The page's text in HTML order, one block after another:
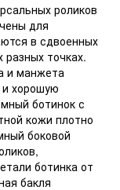
роликов
для
в сдвоенных
разных точках.
и манжета
хорошую
ботинок с
кожи плотно
боковой
ботинка от
бакля